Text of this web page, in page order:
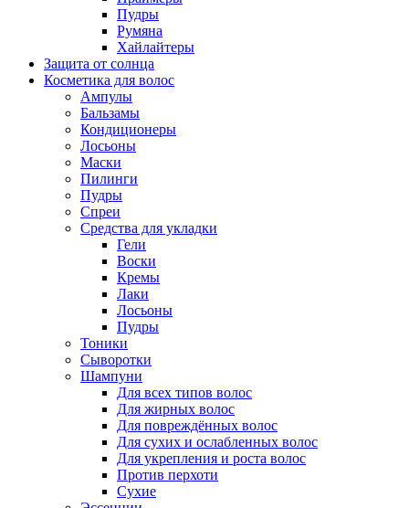
Пудры
Румяна
Хайлайтеры
Защита от солнца
Косметика для волос
Ампулы
Бальзамы
Кондиционеры
Лосьоны
Маски
Пилинги
Пудры
Спреи
Средства для укладки
Гели
Воски
Кремы
Лаки
Лосьоны
Пудры
Тоники
Сыворотки
Шампуни
Для всех типов волос
Для жирных волос
Для повреждённых волос
Для сухих и ослабленных волос
Для укрепления и роста волос
Против перхоти
Сухие